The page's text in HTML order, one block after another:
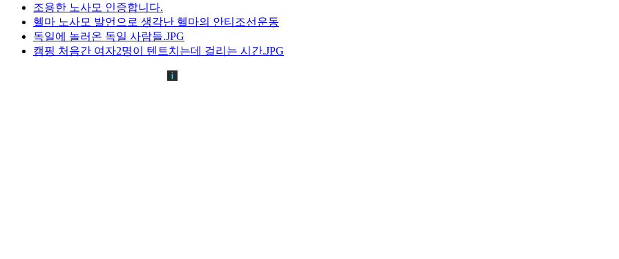
조용한 노사모 인증합니다.
헬마 노사모 발언으로 생각난 헬마의 안티조선운동
독일에 놀러온 독일 사람들.JPG
캠핑 처음간 여자2명이 텐트치는데 걸리는 시간.JPG